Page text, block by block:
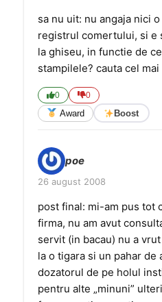
sa nu uit: nu angaja nici
registrul comertului, si e
la ghiseu, in functie de
stampilele? cauta cel
0 0
Award Boost
poe
26 august 2008
post final: mi-am pus tot
firma, nu am avut
servit (in bacau) nu a
la o tigara si un pahar de
dozatorul de pe holul
pentru alte „minuni”